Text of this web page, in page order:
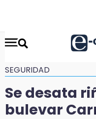
SEGURIDAD
Se desata
bulevar